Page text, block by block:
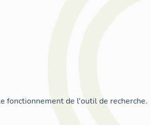
fonctionnement de l'outil de recherche.